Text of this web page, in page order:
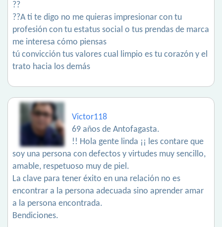
??
??A ti te digo no me quieras impresionar con tu
profesión con tu estatus social o tus prendas de marca
me interesa cómo piensas
tú convicción tus valores cual limpio es tu corazón y el
trato hacia los demás
Victor118
69 años de Antofagasta.
!! Hola gente linda ¡¡ les contare que
soy una persona con defectos y virtudes muy sencillo,
amable, respetuoso muy de piel.
La clave para tener éxito en una relación no es
encontrar a la persona adecuada sino aprender amar
a la persona encontrada.
Bendiciones.